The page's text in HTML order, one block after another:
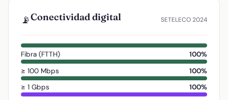
📡Conectividad digital SETELECO 2024
Fibra (FTTH)
100%
≥ 100 Mbps
100%
≥ 1 Gbps
100%